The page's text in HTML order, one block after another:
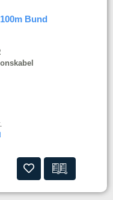
Bund